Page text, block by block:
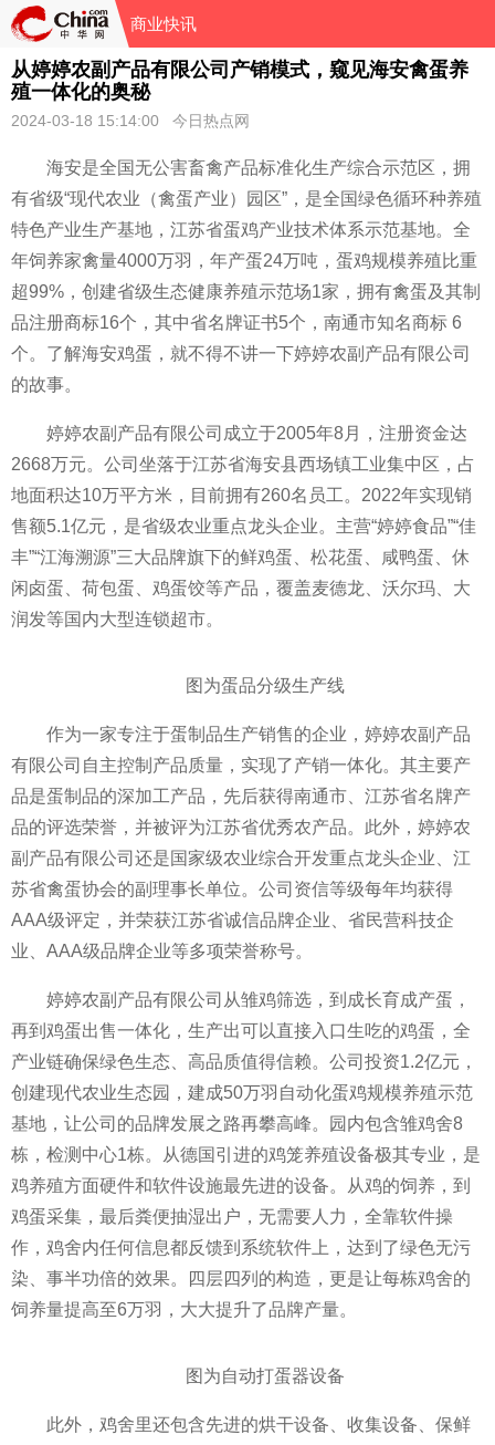
商业快讯
从婷婷农副产品有限公司产销模式，窥见海安禽蛋养
殖一体化的奥秘
2024-03-18 15:14:00 今日热点网
海安是全国无公害畜禽产品标准化生产综合示范区，拥
有省级“现代农业（禽蛋产业）园区”，是全国绿色循环种养殖
特色产业生产基地，江苏省蛋鸡产业技术体系示范基地。全
年饲养家禽量4000万羽，年产蛋24万吨，蛋鸡规模养殖比重
超99%，创建省级生态健康养殖示范场1家，拥有禽蛋及其制
品注册商标16个，其中省名牌证书5个，南通市知名商标 6
个。了解海安鸡蛋，就不得不讲一下婷婷农副产品有限公司
的故事。
婷婷农副产品有限公司成立于2005年8月，注册资金达
2668万元。公司坐落于江苏省海安县西场镇工业集中区，占
地面积达10万平方米，目前拥有260名员工。2022年实现销
售额5.1亿元，是省级农业重点龙头企业。主营“婷婷食品”“佳
丰”“江海溯源”三大品牌旗下的鲜鸡蛋、松花蛋、咸鸭蛋、休
闲卤蛋、荷包蛋、鸡蛋饺等产品，覆盖麦德龙、沃尔玛、大
润发等国内大型连锁超市。
图为蛋品分级生产线
作为一家专注于蛋制品生产销售的企业，婷婷农副产品
有限公司自主控制产品质量，实现了产销一体化。其主要产
品是蛋制品的深加工产品，先后获得南通市、江苏省名牌产
品的评选荣誉，并被评为江苏省优秀农产品。此外，婷婷农
副产品有限公司还是国家级农业综合开发重点龙头企业、江
苏省禽蛋协会的副理事长单位。公司资信等级每年均获得
AAA级评定，并荣获江苏省诚信品牌企业、省民营科技企
业、AAA级品牌企业等多项荣誉称号。
婷婷农副产品有限公司从雏鸡筛选，到成长育成产蛋，
再到鸡蛋出售一体化，生产出可以直接入口生吃的鸡蛋，全
产业链确保绿色生态、高品质值得信赖。公司投资1.2亿元，
创建现代农业生态园，建成50万羽自动化蛋鸡规模养殖示范
基地，让公司的品牌发展之路再攀高峰。园内包含雏鸡舍8
栋，检测中心1栋。从德国引进的鸡笼养殖设备极其专业，是
鸡养殖方面硬件和软件设施最先进的设备。从鸡的饲养，到
鸡蛋采集，最后粪便抽湿出户，无需要人力，全靠软件操
作，鸡舍内任何信息都反馈到系统软件上，达到了绿色无污
染、事半功倍的效果。四层四列的构造，更是让每栋鸡舍的
饲养量提高至6万羽，大大提升了品牌产量。
图为自动打蛋器设备
此外，鸡舍里还包含先进的烘干设备、收集设备、保鲜